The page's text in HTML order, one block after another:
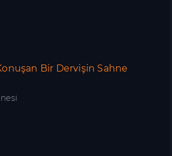
Bir Dervişin Sahne